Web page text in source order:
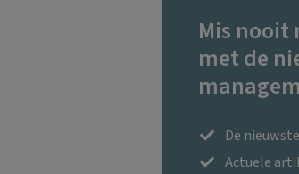
Mis nooit
met de
De
Actuele